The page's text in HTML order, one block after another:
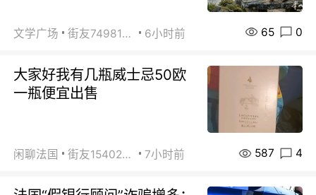
文学广场 街友74981146 6小时前 65 0
大家好我有几瓶威士忌50欧
一瓶便宜出售
闲聊法国 街友15402223 7小时前 587 4